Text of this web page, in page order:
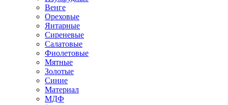
Венге
Ореховые
Янтарные
Сиреневые
Салатовые
Фиолетовые
Мятные
Золотые
Синие
Материал
МДФ